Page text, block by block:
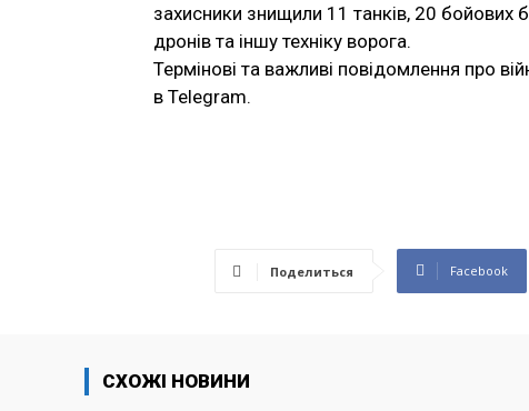
захисники знищили 11 танків, 20 бойових
дронів та іншу техніку ворога.
Термінові та важливі повідомлення про
в Telegram.
Поделиться Facebook
СХОЖІ НОВИНИ